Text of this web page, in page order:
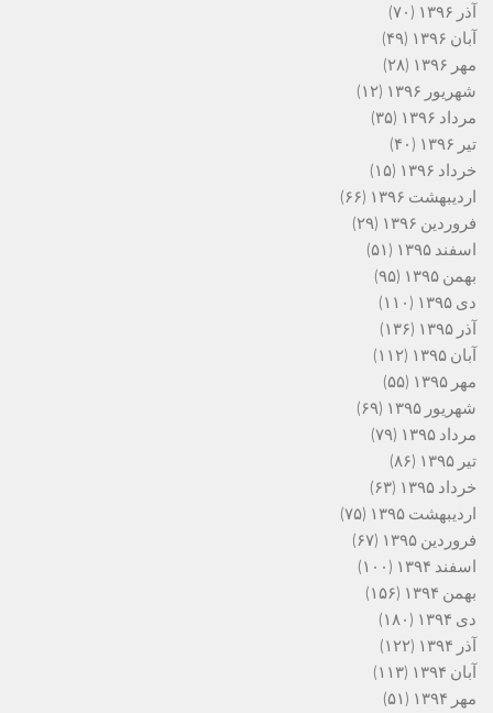
آذر ۱۳۹۶
(۷۰)
آبان ۱۳۹۶
(۴۹)
مهر ۱۳۹۶
(۲۸)
شهریور ۱۳۹۶
(۱۲)
مرداد ۱۳۹۶
(۳۵)
تیر ۱۳۹۶
(۴۰)
خرداد ۱۳۹۶
(۱۵)
اردیبهشت ۱۳۹۶
(۶۶)
فروردین ۱۳۹۶
(۲۹)
اسفند ۱۳۹۵
(۵۱)
بهمن ۱۳۹۵
(۹۵)
دی ۱۳۹۵
(۱۱۰)
آذر ۱۳۹۵
(۱۳۶)
آبان ۱۳۹۵
(۱۱۲)
مهر ۱۳۹۵
(۵۵)
شهریور ۱۳۹۵
(۶۹)
مرداد ۱۳۹۵
(۷۹)
تیر ۱۳۹۵
(۸۶)
خرداد ۱۳۹۵
(۶۳)
اردیبهشت ۱۳۹۵
(۷۵)
فروردین ۱۳۹۵
(۶۷)
اسفند ۱۳۹۴
(۱۰۰)
بهمن ۱۳۹۴
(۱۵۶)
دی ۱۳۹۴
(۱۸۰)
آذر ۱۳۹۴
(۱۲۲)
آبان ۱۳۹۴
(۱۱۳)
مهر ۱۳۹۴
(۵۱)